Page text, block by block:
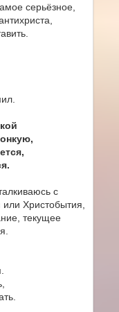
серьёзное,
с
Христобытия,
текущее